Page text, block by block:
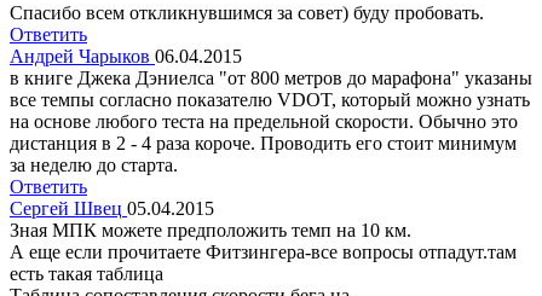
Спасибо всем откликнувшимся за совет) буду пробовать.
Ответить
Андрей Чарыков 06.04.2015
в книге Джека Дэниелса "от 800 метров до марафона" указаны
все темпы согласно показателю VDOT, который можно узнать
на основе любого теста на предельной скорости. Обычно это
дистанция в 2 - 4 раза короче. Проводить его стоит минимум
за неделю до старта.
Ответить
Сергей Швец 05.04.2015
Зная МПК можете предположить темп на 10 км.
А еще если прочитаете Фитзингера-все вопросы отпадут.там
есть такая таблица